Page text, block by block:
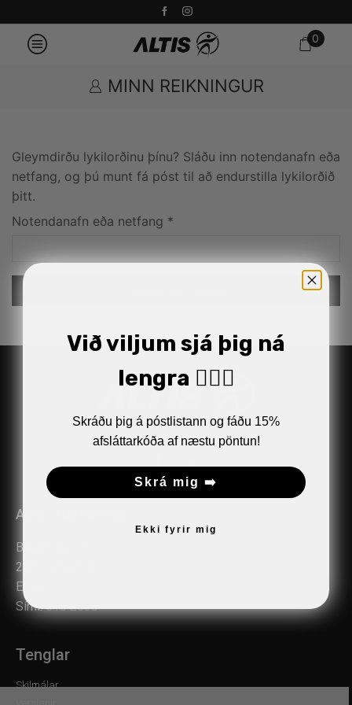
0
MINN REIKNINGUR
Gleymdirðu lykilorðinu þínu? Sláðu inn notendanafn eða
netfang, og þú munt fá póst til að endurstilla lykilorðið
þitt.
Notendanafn eða netfang *
Altis - Hafnarfirði
Bæjarhrauni 8
220 Hafnarfirði
Email:
Sími:510 2030
Tenglar
Skilmálar
Við viljum sjá þig ná
lengra 🏋🏼‍♂️
Skráðu þig á póstlistann og fáðu 15%
afsláttarkóða af næstu pöntun!
Skrá mig ➡️
Ekki fyrir mig